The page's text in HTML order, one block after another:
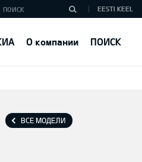
О компании ПОИСК
EESTI KEEL
ВСЕ МОДЕЛИ